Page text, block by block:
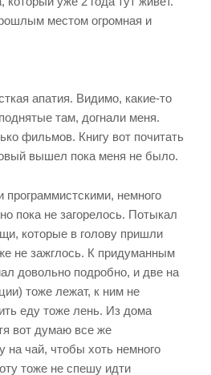
местом огромная и
апатия. Видимо, какие-то
там, догнали меня.
фильмов. Книгу вот почитать
вышел пока меня не было.
программистскими, немного
пока не загорелось. Потыкал
которые в голову пришли
не зажглось. К придуманным
довольно подробно, и две на
тоже лежат, к ним не
еду тоже лень. Из дома
вот думаю все же
на чай, чтобы хоть немного
тоже не спешу идти